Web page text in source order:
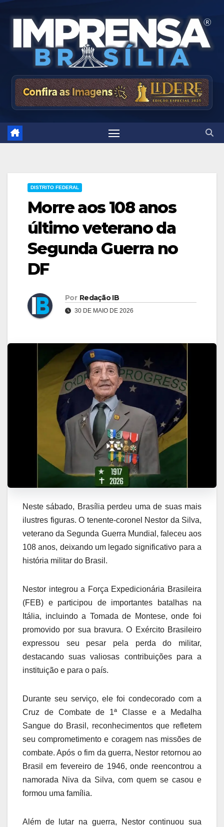
DISTRITO FEDERAL
Morre aos 108 anos
último veterano da
Segunda Guerra no
DF
Por Redação IB
30 DE MAIO DE 2026
Neste sábado, Brasília perdeu uma de suas mais
ilustres figuras. O tenente-coronel Nestor da Silva,
veterano da Segunda Guerra Mundial, faleceu aos
108 anos, deixando um legado significativo para a
história militar do Brasil.
Nestor integrou a Força Expedicionária Brasileira
(FEB) e participou de importantes batalhas na
Itália, incluindo a Tomada de Montese, onde foi
promovido por sua bravura. O Exército Brasileiro
expressou seu pesar pela perda do militar,
destacando suas valiosas contribuições para a
instituição e para o país.
Durante seu serviço, ele foi condecorado com a
Cruz de Combate de 1ª Classe e a Medalha
Sangue do Brasil, reconhecimentos que refletem
seu comprometimento e coragem nas missões de
combate. Após o fim da guerra, Nestor retornou ao
Brasil em fevereiro de 1946, onde reencontrou a
namorada Niva da Silva, com quem se casou e
formou uma família.
Além de lutar na guerra, Nestor continuou sua